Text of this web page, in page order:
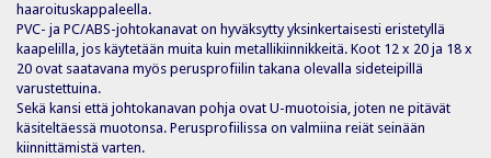
haaroituskappaleella.
PVC- ja PC/ABS-johtokanavat on hyväksytty yksinkertaisesti eristetyllä
kaapelilla, jos käytetään muita kuin metallikiinnikkeitä. Koot 12 x 20 ja 18 x
20 ovat saatavana myös perusprofiilin takana olevalla sideteipillä
varustettuina.
Sekä kansi että johtokanavan pohja ovat U-muotoisia, joten ne pitävät
käsiteltäessä muotonsa. Perusprofiilissa on valmiina reiät seinään
kiinnittämistä varten.